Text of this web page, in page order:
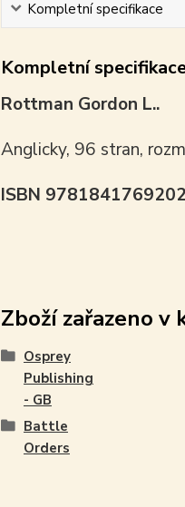
Kompletní specifikace
Kompletní
Rottman Gordon L..
Anglicky, 96 stran,
ISBN 9781841769202
Zboží zařazeno
Osprey
Publishing
- GB
Battle
Orders